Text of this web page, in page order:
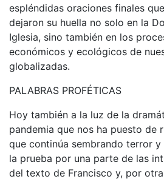
espléndidas oraciones finales
dejaron su huella no solo en la
Iglesia, sino también en los
económicos y ecológicos de
globalizadas.
PALABRAS PROFÉTICAS
Hoy también a la luz de la
pandemia que nos ha puesto de
que continúa sembrando terror
la prueba por una parte de las
del texto de Francisco y, por